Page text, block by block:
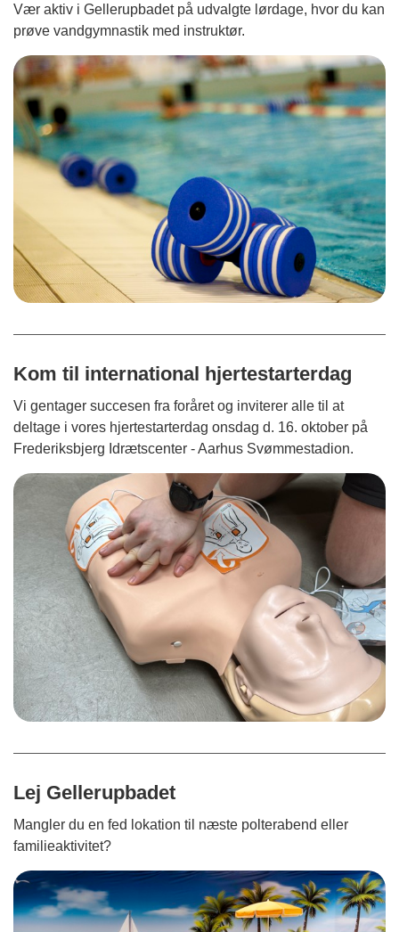
Vær aktiv i Gellerupbadet på udvalgte lørdage, hvor du kan
prøve vandgymnastik med instruktør.
Kom til international hjertestarterdag
Vi gentager succesen fra foråret og inviterer alle til at
deltage i vores hjertestarterdag onsdag d. 16. oktober på
Frederiksbjerg Idrætscenter - Aarhus Svømmestadion.
Lej Gellerupbadet
Mangler du en fed lokation til næste polterabend eller
familieaktivitet?